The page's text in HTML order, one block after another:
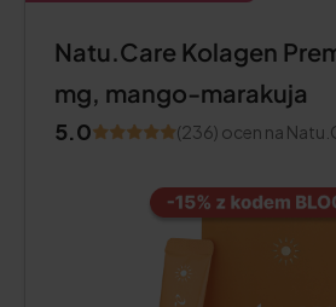
Natu.Care Kolagen
mg, mango-marakuja
5.0 (236) ocen na